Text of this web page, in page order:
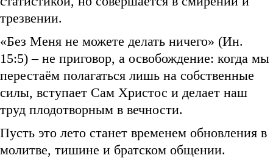
трезвении.
«Без Меня не можете делать ничего» (Ин.
15:5) – не приговор, а освобождение: когда мы
перестаём полагаться лишь на собственные
силы, вступает Сам Христос и делает наш
труд плодотворным в вечности.
Пусть это лето станет временем обновления в
молитве, тишине и братском общении.